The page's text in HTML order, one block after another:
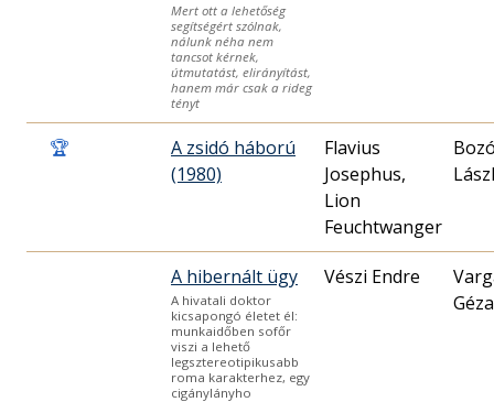
Mert ott a lehetőség
segítségért szólnak,
nálunk néha nem
tancsot kérnek,
útmutatást, elirányítást,
hanem már csak a rideg
tényt
🏆
A zsidó háború
(1980)
Flavius
Josephus,
Lion
Feuchtwanger
A hibernált ügy
A hivatali doktor
kicsapongó életet él:
munkaidőben sofőr
viszi a lehető
legsztereotipikusabb
roma karakterhez, egy
cigánylányho
Vészi Endre
Géza